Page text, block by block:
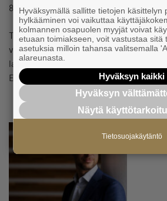
8.7.2026 klo 20:42 Tiedote
Työ- ja elinkeinoministeriön
valmisteltu luonnos alustatyölaiksi
lausuntokierrokselle tänään. Lailla
EU:n alustatyödirektiivi. – Direktiivi ei…
Hyväksymällä sallitte tietojen käsittelyn
hylkääminen voi vaikuttaa
kolmannen osapuolen myyjät voivat
etuaan toimiakseen, voit vastustaa sitä
asetuksia milloin tahansa valitsemalla
alareunasta.
Hyväksyn kaikki
Hyväksyn
Näytä
Tietosuojakäytäntö